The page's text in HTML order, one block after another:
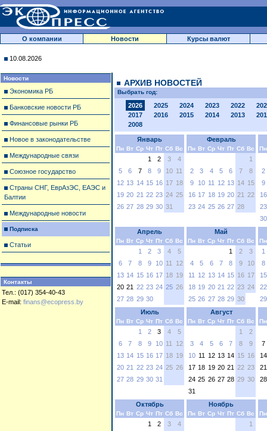
О компании Новости Курсы валют
10.08.2026
Новости
Экономика РБ
Банковские новости РБ
Финансовые рынки РБ
Новое в законодательстве
Международные связи
Союзное государство
Страны СНГ, ЕврАзЭС, ЕАЭС и
Балтии
Международные новости
Подписка
Статьи
Контакты
Тел.: (017) 354-40-43
E-mail: finans@ecopress.by
АРХИВ НОВОСТЕЙ
Выбрать год:
2026 2025 2024 2023 2022
2017
2016 2015 2014 2013
2008
Январь
Пн Вт Ср Чт Пт Сб Вс
1 2 3
4
5
6 7 8 9 10 11
12 13 14 15 16 17 18
19 20 21 22 23 24 25
26 27 28 29 30 31
Февраль
Пн Вт Ср Чт Пт Сб Вс
1
2
3 4 5 6 7
8
9
10 11 12 13 14 15
16 17 18 19 20 21 22
23 24 25 26 27 28
Пн
2
9
16
23
30
Апрель
Пн Вт Ср Чт Пт Сб Вс
1 2 3 4
5
6
7 8 9 10 11
12
13 14 15 16 17 18 19
20 21 22 23 24 25 26
27 28 29 30
Май
Пн Вт Ср Чт Пт Сб Вс
1 2
3
4
5 6 7 8 9
10
11
12 13 14 15 16 17
18 19 20 21 22 23 24
25 26 27 28 29 30
Пн
1
8
15
22
29
Июль
Пн Вт Ср Чт Пт Сб Вс
1 2 3 4
5
6
7 8 9 10 11
12
13 14 15 16 17 18 19
20 21 22 23 24 25 26
27 28 29 30 31
Август
Пн Вт Ср Чт Пт Сб Вс
1
2
3
4 5 6 7 8
9
10 11 12 13 14 15 16
17 18 19 20 21 22 23
24 25 26 27 28 29 30
31
Пн
7
14
21
28
Октябрь
Пн Вт Ср Чт Пт Сб Вс
1 2 3
4
Ноябрь
Пн Вт Ср Чт Пт Сб Вс
1
Пн